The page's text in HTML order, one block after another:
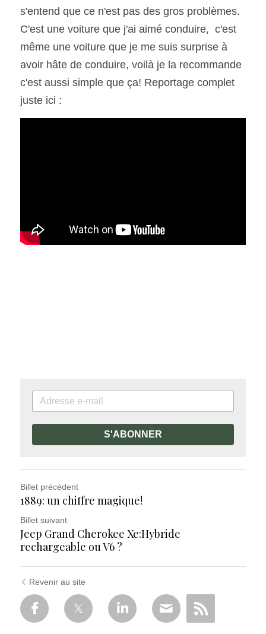
s'entend que ce n'est pas des gros problèmes.
C'est une voiture que j'ai aimé conduire,  c'est
même une voiture que je me suis surprise à
avoir hâte de conduire, voilà je la recommande
c'est aussi simple que ça! Reportage complet
juste ici :
S'ABONNER
Billet précédent
1889: un chiffre magique!
Billet suivant
Jeep Grand Cherokee Xe:Hybride
rechargeable ou V6 ?
Revenir au site